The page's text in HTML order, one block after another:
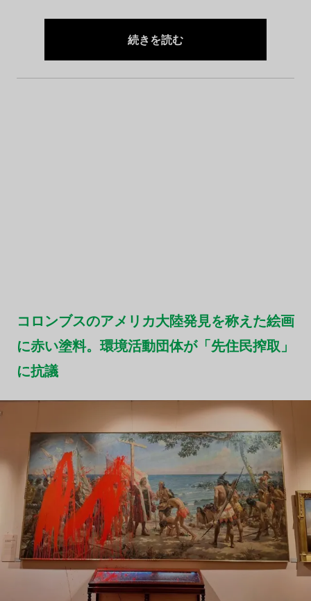
続きを読む
コロンブスのアメリカ大陸発見を称えた絵画
に赤い塗料。環境活動団体が「先住民搾取」
に抗議